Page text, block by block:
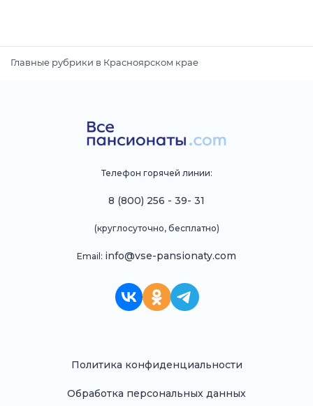
Главные рубрики в Красноярском крае
Политика конфиденциальности
Обработка персональных данных
Телефон горячей линии:
8 (800) 256 - 39- 31
(круглосуточно, бесплатно)
Email: info@vse-pansionaty.com